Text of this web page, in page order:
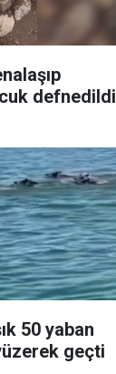
defnedildi
50 yaban
geçti